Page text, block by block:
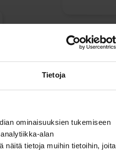
Tietoja
ominaisuuksien tukemiseen
alan
näitä tietoja muihin tietoihin, joita